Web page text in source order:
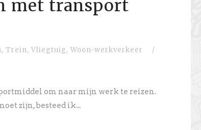
met transport
, Trein, Vliegtuig, Woon-werkverkeer
/
om naar mijn werk te reizen.
zijn, besteed ik...